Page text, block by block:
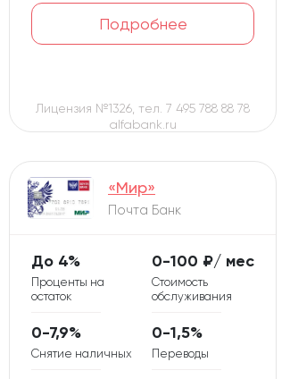
Промсвязьбанк ПСБ
Новикомбанк
8
Ак Барс
11
МИнБанк Севергазбанк
Кредит Европа Банк
7
Дальневосточный
11
Подробнее
Лицензия №1326, тел. 7 495 788 88 78
alfabank.ru
«Мир»
Почта Банк
Проценты на
остаток
До 4%
Стоимость
обслуживания
0-100 ₽/ мес
Снятие наличных
0-7,9%
Переводы
0-1,5%